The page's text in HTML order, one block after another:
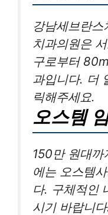
강남세브란
치과의원은
구로부터
과입니다. 더
릭해주세요.
오스템
150만 원대
에는 오스템
다. 구체적인
시기 바랍니